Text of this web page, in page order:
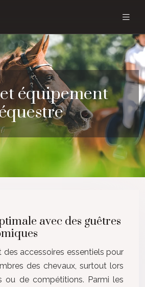
équipement
avec des guêtres
des accessoires essentiels pour
des chevaux, surtout lors
ou de compétitions. Parmi les